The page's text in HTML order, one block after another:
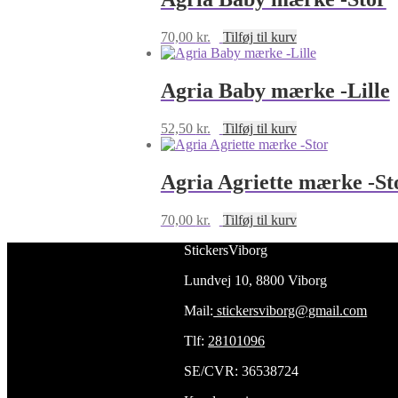
70,00 kr. Tilføj til kurv
Agria Baby mærke -Lille
52,50 kr. Tilføj til kurv
Agria Agriette mærke -
70,00 kr.
Tilføj til kurv
StickersViborg
Lundvej 10, 8800 Viborg
Mail: stickersviborg@gmail.com
Tlf: 28101096
SE/CVR: 36538724